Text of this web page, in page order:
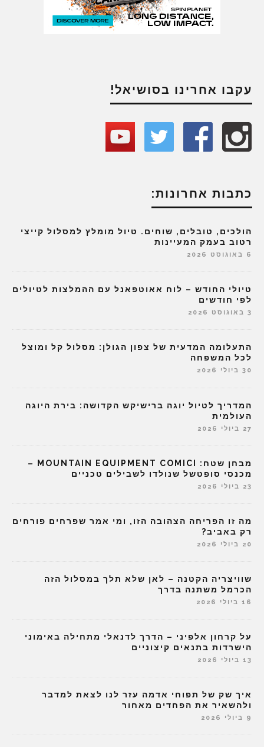
עקבו אחרינו בסושיאל!
כתבות אחרונות:
הולכים, טובלים, שוחים. טיול מומלץ למסלול קייצי
רטוב בעמק המעיינות
6 באוגוסט 2026
טיולי החודש – לוח אאוטפאנל עם ההמלצות לטיולים
לפי חודשים
3 באוגוסט 2026
התעלומה המדעית של צפון הגולן: מסלול קל ומוצל
לכל המשפחה
30 ביולי 2026
המדריך לטיול יוגה ברישיקש הקדושה: בירת היוגה
העולמית
27 ביולי 2026
מבחן שטח: MOUNTAIN EQUIPMENT COMICI –
מכנסי סופטשל שנולדו לשבילים טכניים
23 ביולי 2026
מה זו הפריחה הצהובה הזו, ומי אמר שפרחים פורחים
רק באביב?
20 ביולי 2026
שוויצריה הקטנה – לאן שלא תלך במסלול הזה
הכרמל משתנה בדרך
16 ביולי 2026
על קרחון אלפיני – הדרך לדנאלי מתחילה באימוני
הישרדות בתנאים קיצוניים
13 ביולי 2026
איך שק של תפוחי אדמה עזר לנו לצאת למדבר
ולהשאיר את הפחדים מאחור
9 ביולי 2026